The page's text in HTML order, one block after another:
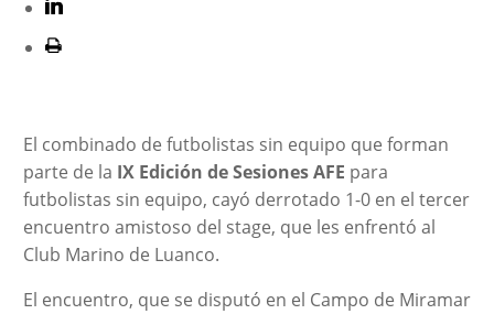
El combinado de futbolistas sin equipo que forman
parte de la IX Edición de Sesiones AFE para
futbolistas sin equipo, cayó derrotado 1-0 en el tercer
encuentro amistoso del stage, que les enfrentó al
Club Marino de Luanco.
El encuentro, que se disputó en el Campo de Miramar